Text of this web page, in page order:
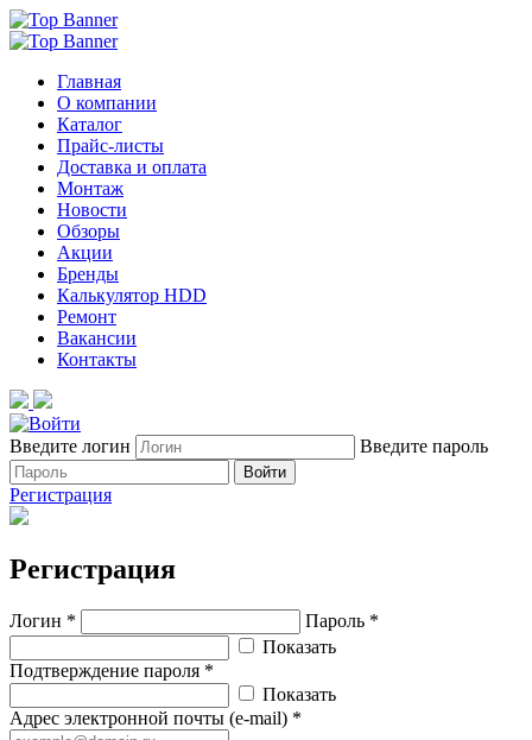
Главная
О компании
Каталог
Прайс-листы
Доставка и оплата
Монтаж
Новости
Обзоры
Акции
Бренды
Калькулятор HDD
Ремонт
Вакансии
Контакты
Введите логин Введите пароль
Войти
Регистрация
Регистрация
Логин *
Пароль *
Показать
Подтверждение пароля *
Показать
Адрес электронной почты (e-mail) *